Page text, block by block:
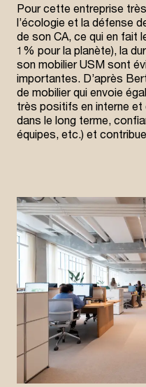
Pour cette entreprise
l’écologie et la défense
de son CA, ce qui en fait
1% pour la planète), la
son mobilier USM sont
importantes. D’après
de mobilier qui envoie
très positifs en interne et
dans le long terme,
équipes, etc.) et